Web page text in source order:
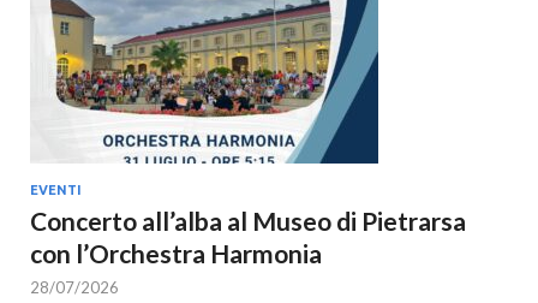
EVENTI
Concerto all’alba al Museo di Pietrarsa
con l’Orchestra Harmonia
28/07/2026